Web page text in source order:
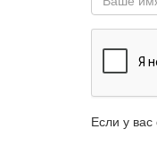
Если у